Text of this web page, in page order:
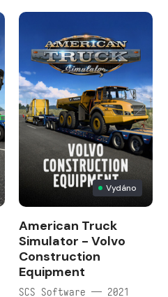
Vydáno
American Truck
Simulator - Volvo
Construction
Equipment
SCS Software — 2021